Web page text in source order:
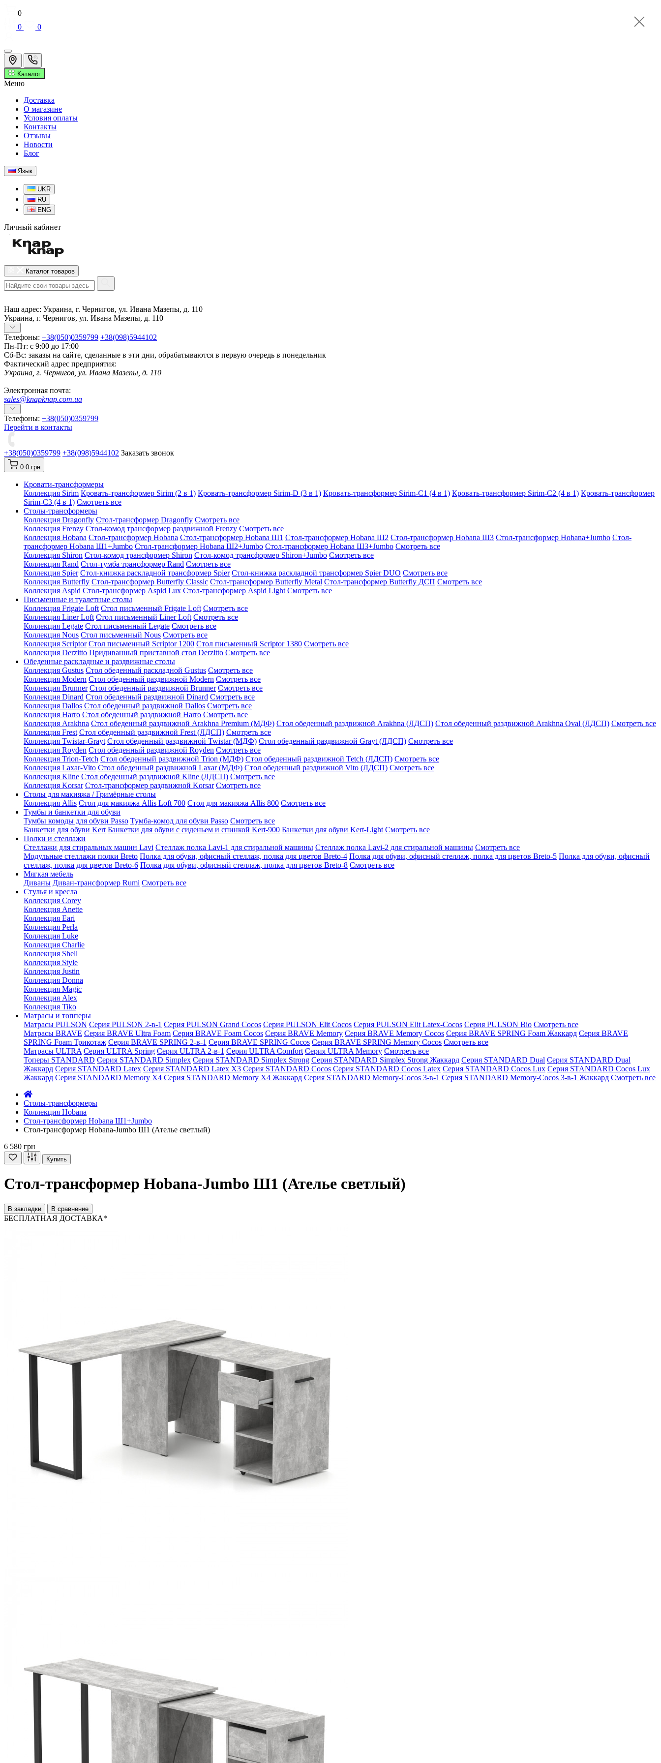
0
0
0
Каталог
Меню
Доставка
О магазине
Условия оплаты
Контакты
Отзывы
Новости
Блог
Язык
UKR
RU
ENG
Личный кабинет
Каталог товаров
Наш адрес: Украина, г. Чернигов, ул. Ивана Мазепы, д. 110
Украина, г. Чернигов, ул. Ивана Мазепы, д. 110
Телефоны: +38(050)0359799 +38(098)5944102
Пн-Пт: с 9:00 до 17:00
Сб-Вс: заказы на сайте, сделанные в эти дни, обрабатываются в первую очередь в понедельник
Фактический адрес предприятия:
Украина, г. Чернигов, ул. Ивана Мазепы, д. 110
Электронная почта:
sales@knapknap.com.ua
Телефоны: +38(050)0359799
Перейти в контакты
+38(050)0359799 +38(098)5944102 Заказать звонок
0 0 грн
Кровати-трансформеры
Коллекция Sirim Кровать-трансформер Sirim (2 в 1) Кровать-трансформер Sirim-D (3 в 1) Кровать-трансформер Sirim-C1 (4 в 1) Кровать-трансформер Sirim-C2 (4 в 1) Кровать-трансформер
Sirim-C3 (4 в 1) Смотреть все
Cтолы-трансформеры
Коллекция Dragonfly Стол-трансформер Dragonfly Смотреть все
Коллекция Frenzy Стол-комод трансформер раздвижной Frenzy Смотреть все
Коллекция Hobana Стол-трансформер Hobana Стол-трансформер Hobana Ш1 Стол-трансформер Hobana Ш2 Стол-трансформер Hobana Ш3 Стол-трансформер Hobana+Jumbo Стол-
трансформер Hobana Ш1+Jumbo Стол-трансформер Hobana Ш2+Jumbo Стол-трансформер Hobana Ш3+Jumbo Смотреть все
Коллекция Shiron Стол-комод трансформер Shiron Стол-комод трансформер Shiron+Jumbo Смотреть все
Коллекция Rand Стол-тумба трансформер Rand Смотреть все
Коллекция Spier Стол-книжка раскладной трансформер Spier Стол-книжка раскладной трансформер Spier DUO Смотреть все
Коллекция Butterfly Стол-трансформер Butterfly Classic Стол-трансформер Butterfly Metal Стол-трансформер Butterfly ДСП Смотреть все
Коллекция Aspid Стол-трансформер Aspid Lux Стол-трансформер Aspid Light Смотреть все
Письменные и туалетные столы
Коллекция Frigate Loft Стол письменный Frigate Loft Смотреть все
Коллекция Liner Loft Стол письменный Liner Loft Смотреть все
Коллекция Legate Стол письменный Legate Смотреть все
Коллекция Nous Стол письменный Nous Смотреть все
Коллекция Scriptor Стол письменный Scriptor 1200 Стол письменный Scriptor 1380 Смотреть все
Коллекция Derzitto Придиванный приставной стол Derzitto Смотреть все
Обеденные раскладные и раздвижные столы
Коллекция Gustus Стол обеденный раскладной Gustus Смотреть все
Коллекция Modern Стол обеденный раздвижной Modern Смотреть все
Коллекция Brunner Стол обеденный раздвижной Brunner Смотреть все
Коллекция Dinard Стол обеденный раздвижной Dinard Смотреть все
Коллекция Dallos Стол обеденный раздвижной Dallos Смотреть все
Коллекция Harro Стол обеденный раздвижной Harro Смотреть все
Коллекция Arakhna Стол обеденный раздвижной Arakhna Premium (МДФ) Стол обеденный раздвижной Arakhna (ЛДСП) Стол обеденный раздвижной Arakhna Oval (ЛДСП) Смотреть все
Коллекция Frest Стол обеденный раздвижной Frest (ЛДСП) Смотреть все
Коллекция Twistar-Grayt Стол обеденный раздвижной Twistar (МДФ) Стол обеденный раздвижной Grayt (ЛДСП) Смотреть все
Коллекция Royden Стол обеденный раздвижной Royden Смотреть все
Коллекция Trion-Tetch Стол обеденный раздвижной Trion (МДФ) Стол обеденный раздвижной Tetch (ЛДСП) Смотреть все
Коллекция Laxar-Vito Стол обеденный раздвижной Laxar (МДФ) Стол обеденный раздвижной Vito (ЛДСП) Смотреть все
Коллекция Kline Стол обеденный раздвижной Kline (ЛДСП) Смотреть все
Коллекция Korsar Стол-трансформер раздвижной Korsar Смотреть все
Столы для макияжа / Гримёрные столы
Коллекция Allis Стол для макияжа Allis Loft 700 Стол для макияжа Allis 800 Смотреть все
Тумбы и банкетки для обуви
Тумбы комоды для обуви Passo Тумба-комод для обуви Passo Смотреть все
Банкетки для обуви Kert Банкетки для обуви с сиденьем и спинкой Kert-900 Банкетки для обуви Kert-Light Смотреть все
Полки и стеллажи
Стеллажи для стиральных машин Lavi Стеллаж полка Lavi-1 для стиральной машины Стеллаж полка Lavi-2 для стиральной машины Смотреть все
Модульные стеллажи полки Breto Полка для обуви, офисный стеллаж, полка для цветов Breto-4 Полка для обуви, офисный стеллаж, полка для цветов Breto-5 Полка для обуви, офисный
стеллаж, полка для цветов Breto-6 Полка для обуви, офисный стеллаж, полка для цветов Breto-8 Смотреть все
Мягкая мебель
Диваны Диван-трансформер Rumi Смотреть все
Стулья и кресла
Коллекция Corey
Коллекция Anette
Коллекция Eari
Коллекция Perla
Коллекция Luke
Коллекция Charlie
Коллекция Shell
Коллекция Style
Коллекция Justin
Коллекция Donna
Коллекция Magic
Коллекция Alex
Коллекция Tiko
Матрасы и топперы
Матрасы PULSON Серия PULSON 2-в-1 Серия PULSON Grand Cocos Серия PULSON Elit Cocos Серия PULSON Elit Latex-Cocos Серия PULSON Bio Смотреть все
Матрасы BRAVE Серия BRAVE Ultra Foam Серия BRAVE Foam Cocos Серия BRAVE Memory Серия BRAVE Memory Cocos Серия BRAVE SPRING Foam Жаккард Серия BRAVE
SPRING Foam Трикотаж Серия BRAVE SPRING 2-в-1 Серия BRAVE SPRING Cocos Серия BRAVE SPRING Memory Cocos Смотреть все
Матрасы ULTRA Серия ULTRA Spring Серия ULTRA 2-в-1 Серия ULTRA Comfort Серия ULTRA Memory Смотреть все
Топеры STANDARD Серия STANDARD Simplex Серия STANDARD Simplex Strong Серия STANDARD Simplex Strong Жаккард Серия STANDARD Dual Серия STANDARD Dual
Жаккард Серия STANDARD Latex Серия STANDARD Latex X3 Серия STANDARD Cocos Серия STANDARD Cocos Latex Серия STANDARD Cocos Lux Серия STANDARD Cocos Lux
Жаккард Серия STANDARD Memory X4 Серия STANDARD Memory X4 Жаккард Серия STANDARD Memory-Cocos 3-в-1 Серия STANDARD Memory-Cocos 3-в-1 Жаккард Смотреть все
Cтолы-трансформеры
Коллекция Hobana
Стол-трансформер Hobana Ш1+Jumbo
Стол-трансформер Hobana-Jumbo Ш1 (Ателье светлый)
6 580 грн
Купить
Стол-трансформер Hobana-Jumbo Ш1 (Ателье светлый)
В закладки В сравнение
БЕСПЛАТНАЯ ДОСТАВКА*